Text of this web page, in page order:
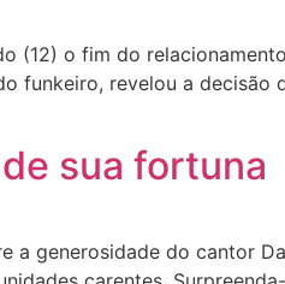
(12) o fim do
funkeiro, revelou a decisão
sua fortuna
a generosidade do cantor